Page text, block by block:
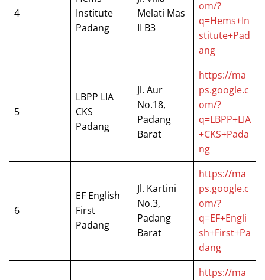
4
Institute
Padang
Melati Mas
II B3
om/?
q=Hems+In
stitute+Pad
ang
5
LBPP LIA
CKS
Padang
Jl. Aur
No.18,
Padang
Barat
https://ma
ps.google.c
om/?
q=LBPP+LIA
+CKS+Pada
ng
6
EF English
First
Padang
Jl. Kartini
No.3,
Padang
Barat
https://ma
ps.google.c
om/?
q=EF+Engli
sh+First+Pa
dang
https://ma